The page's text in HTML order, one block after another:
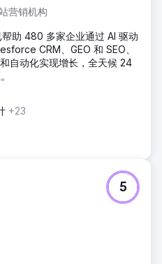
全面的SEO推广活动，持续优
目标客户意向方面表现更佳。
量和改进页面结构，我们使其
求。这一以研究为导向的策略
、用户互动度和转化率。
自然流量增长 181%，互动率
313%。更高的曝光度吸引
，并助力 SP Workwear 的业
营销机构
助 480 多家企业通过 AI 驱动
CRM、GEO 和 SEO、
自动化实现增长，全天候 24
+23
5